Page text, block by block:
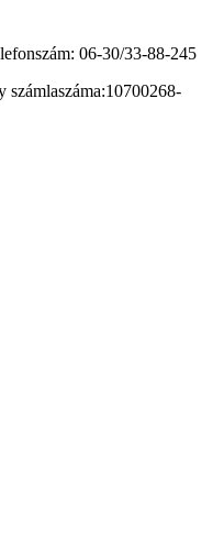
06-30/33-88-245
számlaszáma:10700268-